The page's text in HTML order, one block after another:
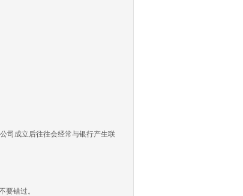
司成立后往往会经常与银行产生联
错过。